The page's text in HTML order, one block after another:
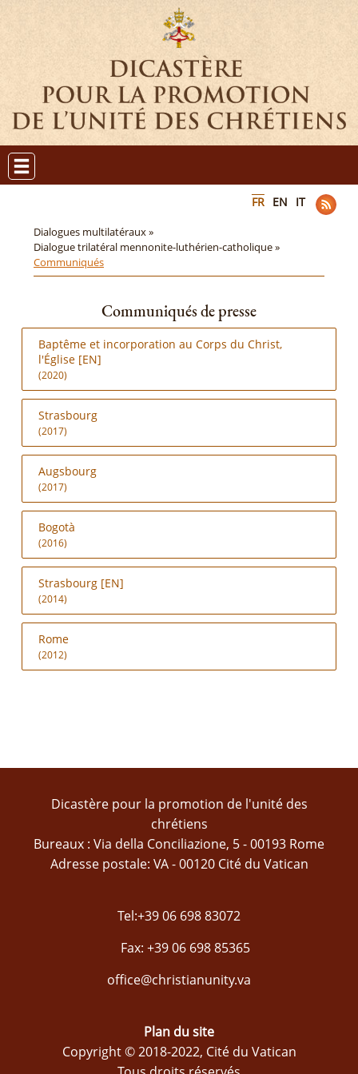
FR EN IT
Dialogues multilatéraux »
Dialogue trilatéral mennonite-luthérien-catholique »
Communiqués
Communiqués de presse
Baptême et incorporation au Corps du Christ,
l'Église [EN]
(2020)
Strasbourg
(2017)
Augsbourg
(2017)
Bogotà
(2016)
Strasbourg [EN]
(2014)
Rome
(2012)
Dicastère pour la promotion de l'unité des
chrétiens
Bureaux : Via della Conciliazione, 5 - 00193 Rome
Adresse postale: VA - 00120 Cité du Vatican
Tel:+39 06 698 83072
Fax: +39 06 698 85365
office@christianunity.va
Plan du site
Copyright © 2018-2022, Cité du Vatican